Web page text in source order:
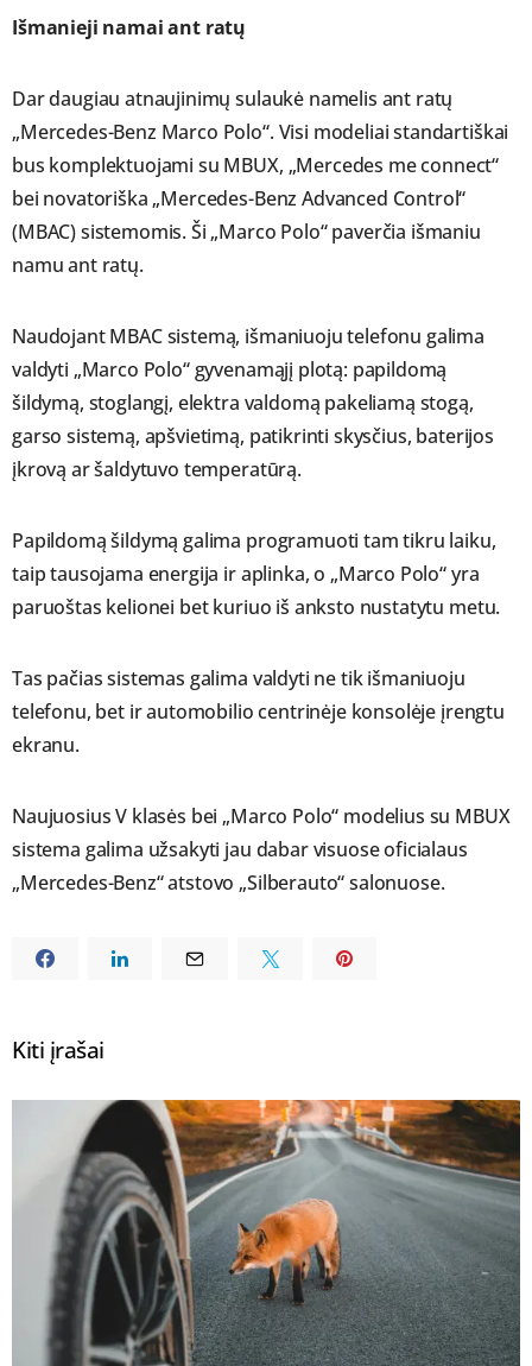
Išmanieji namai ant ratų
Dar daugiau atnaujinimų sulaukė namelis ant ratų
„Mercedes-Benz Marco Polo“. Visi modeliai standartiškai
bus komplektuojami su MBUX, „Mercedes me connect“
bei novatoriška „Mercedes-Benz Advanced Control“
(MBAC) sistemomis. Ši „Marco Polo“ paverčia išmaniu
namu ant ratų.
Naudojant MBAC sistemą, išmaniuoju telefonu galima
valdyti „Marco Polo“ gyvenamąjį plotą: papildomą
šildymą, stoglangį, elektra valdomą pakeliamą stogą,
garso sistemą, apšvietimą, patikrinti skysčius, baterijos
įkrovą ar šaldytuvo temperatūrą.
Papildomą šildymą galima programuoti tam tikru laiku,
taip tausojama energija ir aplinka, o „Marco Polo“ yra
paruoštas kelionei bet kuriuo iš anksto nustatytu metu.
Tas pačias sistemas galima valdyti ne tik išmaniuoju
telefonu, bet ir automobilio centrinėje konsolėje įrengtu
ekranu.
Naujuosius V klasės bei „Marco Polo“ modelius su MBUX
sistema galima užsakyti jau dabar visuose oficialaus
„Mercedes-Benz“ atstovo „Silberauto“ salonuose.
Kiti įrašai